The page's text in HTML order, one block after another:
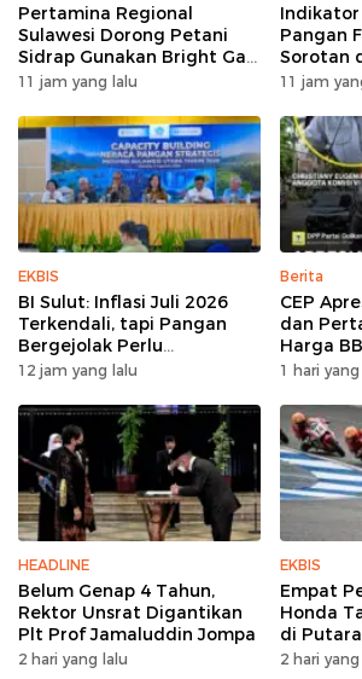
Pertamina Regional
Sulawesi Dorong Petani
Sidrap Gunakan Bright Gas
untuk Pompa Irigasi
11 jam yang lalu
Pangan
Sorotan
11 jam
EKBIS
BI Sulut: Inflasi Juli 2026
Terkendali, tapi Pangan
Bergejolak Perlu
Diwaspadai
12 jam yang lalu
Berita
CEP
dan
Harga
1 hari
HEADLINE
Belum Genap 4 Tahun,
Rektor Unsrat Digantikan
Plt Prof Jamaluddin Jompa
2 hari yang lalu
EKBIS
Empat
Honda
di
Moto4
2 hari